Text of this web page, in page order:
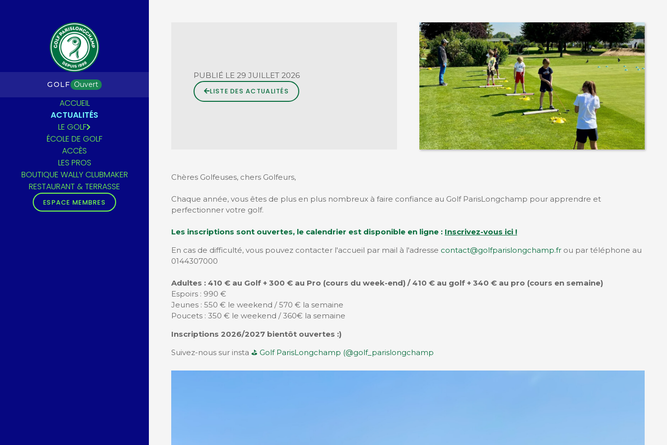
GOLF Ouvert
ACCUEIL
ACTUALITÉS
LE GOLF
ÉCOLE DE GOLF
ACCÈS
LES PROS
BOUTIQUE WALLY CLUBMAKER
RESTAURANT & TERRASSE
ESPACE MEMBRES
PUBLIÉ LE 29 JUILLET 2026
LISTE DES ACTUALITÉS
Chères Golfeuses, chers Golfeurs,
Chaque année, vous êtes de plus en plus nombreux à faire confiance au Golf ParisLongchamp pour apprendre et
perfectionner votre golf.
Les inscriptions sont ouvertes, le calendrier est disponible en ligne : Inscrivez-vous ici !
En cas de difficulté, vous pouvez contacter l'accueil par mail à l'adresse contact@golfparislongchamp.fr ou par téléphone au
0144307000
Adultes : 410 € au Golf + 300 € au Pro (cours du week-end) / 410 € au golf + 340 € au pro (cours en semaine)
Espoirs : 990 €
Jeunes : 550 € le weekend / 570 € la semaine
Poucets : 350 € le weekend / 360€ la semaine
Inscriptions 2026/2027 bientôt ouvertes :)
Suivez-nous sur insta ⛳️ Golf ParisLongchamp (@golf_parislongchamp